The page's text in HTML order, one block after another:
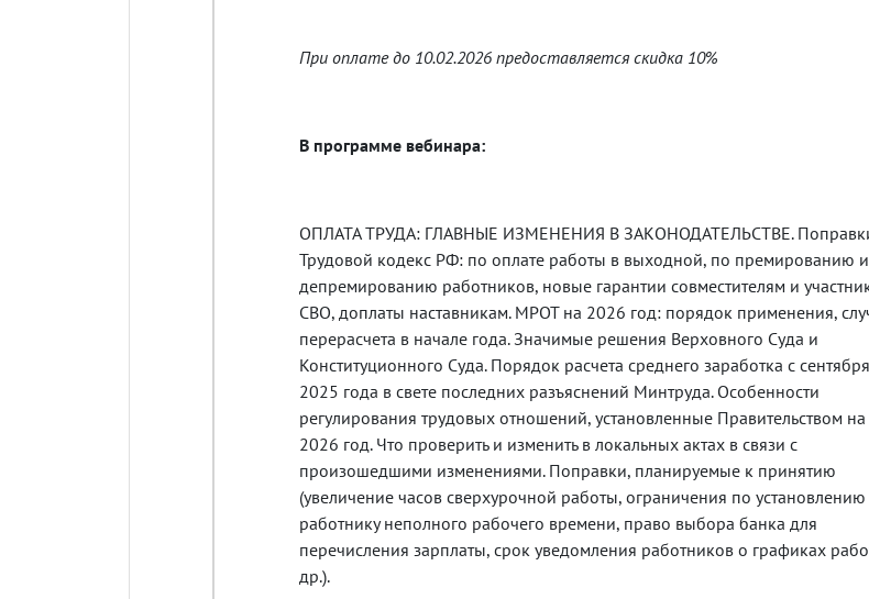
При оплате до 10.02.2026 предоставляется скидка 10%
В программе вебинара:
ОПЛАТА ТРУДА: ГЛАВНЫЕ ИЗМЕНЕНИЯ В ЗАКОНОДАТЕЛЬСТВЕ.
Трудовой кодекс РФ: по оплате работы в выходной, по премированию и
депремированию работников, новые гарантии совместителям и
СВО, доплаты наставникам. МРОТ на 2026 год: порядок применения,
перерасчета в начале года. Значимые решения Верховного Суда и
Конституционного Суда. Порядок расчета среднего заработка с сентября
2025 года в свете последних разъяснений Минтруда. Особенности
регулирования трудовых отношений, установленные Правительством на
2026 год. Что проверить и изменить в локальных актах в связи с
произошедшими изменениями. Поправки, планируемые к принятию
(увеличение часов сверхурочной работы, ограничения по установлению
работнику неполного рабочего времени, право выбора банка для
перечисления зарплаты, срок уведомления работников о графиках
др.).